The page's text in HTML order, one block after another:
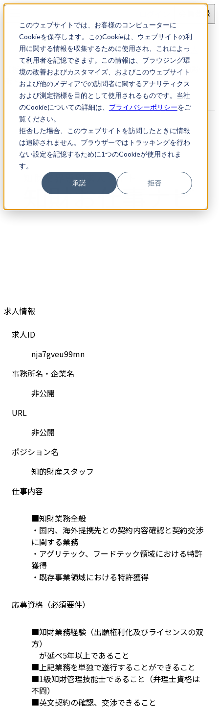
このウェブサイトでは、お客様のコンピューターに
Cookieを保存します。このCookieは、ウェブサイトの利
用に関する情報を収集するために使用され、これによっ
て利用者を記憶できます。この情報は、ブラウジング環
境の改善およびカスタマイズ、およびこのウェブサイト
および他のメディアでの訪問者に関するアナリティクス
および測定指標を目的として使用されるものです。当社
のCookieについての詳細は、 プライバシーポリシーをご
覧ください。
拒否した場合、このウェブサイトを訪問したときに情報
は追跡されません。ブラウザーではトラッキングを行わ
ない設定を記憶するために1つのCookieが使用されま
す。
承諾 拒否
会員登録
求人検索
【栃木県, 東京都】企業/知的財産スタッフの求人
【栃木県, 東京都】企業/知的財産スタッフの求人｜知財転
職・知財お仕事ナビ
求人情報
求人ID
nja7gveu99mn
事務所名・企業名
非公開
URL
非公開
ポジション名
知的財産スタッフ
仕事内容
■知財業務全般
・国内、海外提携先との契約内容確認と契約交渉
に関する業務
・アグリテック、フードテック領域における特許
獲得
・既存事業領域における特許獲得
応募資格（必須要件）
■知財業務経験（出願権利化及びライセンスの双
方）
が延べ5年以上であること
■上記業務を単独で遂行することができること
■1級知財管理技能士であること（弁理士資格は
不問）
■英文契約の確認、交渉できること